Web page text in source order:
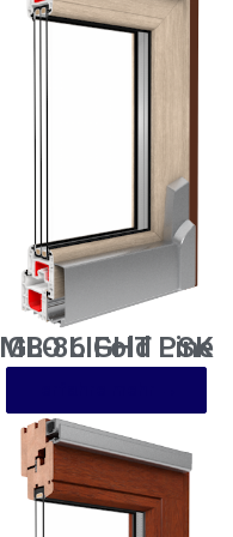
MB-86 Fold Line